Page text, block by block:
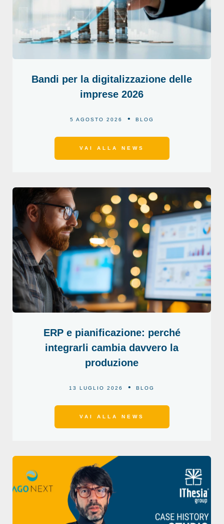
Bandi per la digitalizzazione delle
imprese 2026
5 AGOSTO 2026 BLOG
VAI ALLA NEWS
ERP e pianificazione: perché
integrarli cambia davvero la
produzione
13 LUGLIO 2026 BLOG
VAI ALLA NEWS